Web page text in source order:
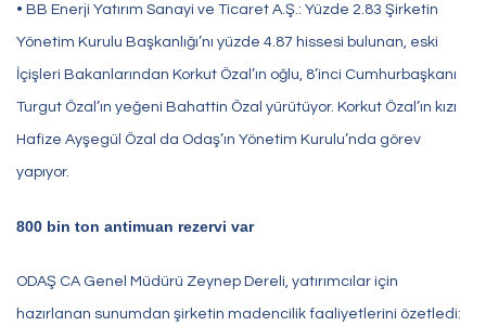
• BB Enerji Yatırım Sanayi ve Ticaret A.Ş.: Yüzde 2.83 Şirketin
Yönetim Kurulu Başkanlığı’nı yüzde 4.87 hissesi bulunan, eski
İçişleri Bakanlarından Korkut Özal’ın oğlu, 8’inci Cumhurbaşkanı
Turgut Özal’ın yeğeni Bahattin Özal yürütüyor. Korkut Özal’ın kızı
Hafize Ayşegül Özal da Odaş’ın Yönetim Kurulu’nda görev
yapıyor.
800 bin ton antimuan rezervi var
ODAŞ CA Genel Müdürü Zeynep Dereli, yatırımcılar için
hazırlanan sunumdan şirketin madencilik faaliyetlerini özetledi: